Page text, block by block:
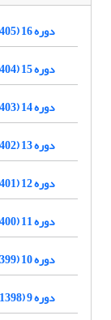
دوره 16 (1405)
دوره 15 (1404)
دوره 14 (1403)
دوره 13 (1402)
دوره 12 (1401)
دوره 11 (1400)
دوره 10 (1399)
دوره 9 (1398)